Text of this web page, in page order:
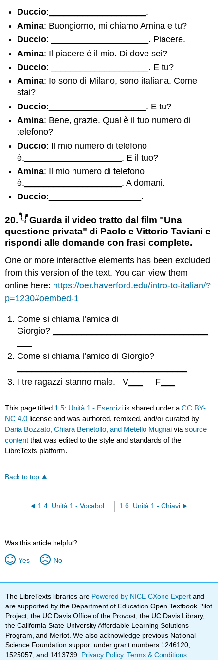
Duccio:
.
Amina: Buongiorno, mi chiamo Amina e tu?
Duccio:
. Piacere.
Amina: Il piacere è il mio. Di dove sei?
Duccio:
. E tu?
Amina: Io sono di Milano, sono italiana. Come
stai?
Duccio:
. E tu?
Amina: Bene, grazie. Qual è il tuo numero di
telefono?
Duccio: Il mio numero di telefono
è.
. E il tuo?
Amina: Il mio numero di telefono
è.
. A domani.
Duccio: .
20.
Guarda il video tratto dal film "Una
questione privata" di Paolo e Vittorio Taviani e
rispondi alle domande con frasi complete.
One or more interactive elements has been excluded
from this version of the text. You can view them
online here: https://oer.haverford.edu/intro-to-italian/?
p=1230#oembed-1
Come si chiama l’amica di
Giorgio?
Come si chiama l’amico di Giorgio?
I tre ragazzi stanno male. V
F
This page titled 1.5: Unità 1 - Esercizi is shared under aCC BY-
NC 4.0 license and was authored, remixed, and/or curated by
Daria Bozzato, Chiara Benetollo, and Metello Mugnai viasource
content that was edited to the style and standards of the
LibreTexts platform.
Back to top
1.4: Unità 1 - Vocabolario 1.6: Unità 1 - Chiavi
Was this article helpful?
Yes No
The LibreTexts libraries are Powered by NICE CXone Expertand
are supported by the Department of Education Open Textbook Pilot
Project, the UC Davis Office of the Provost, the UC Davis Library,
the California State University Affordable Learning Solutions
Program, and Merlot. We also acknowledge previous National
Science Foundation support under grant numbers 1246120,
1525057, and 1413739. Privacy Policy.Terms & Conditions